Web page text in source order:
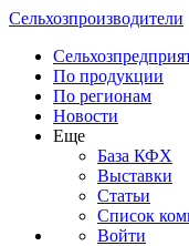
Сельхозпроизводители
По продукции
По регионам
Новости
Еще
База КФХ
Выставки
Статьи
Список
Войти